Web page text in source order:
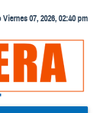
07, 2026, 02:40 pm